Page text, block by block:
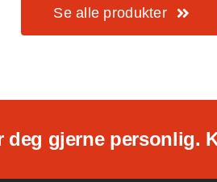
Se alle produkter
gjerne personlig.